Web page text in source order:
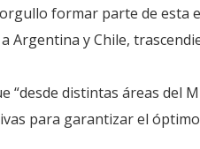
formar parte de esta
Argentina y Chile,
“desde distintas áreas del
para garantizar el